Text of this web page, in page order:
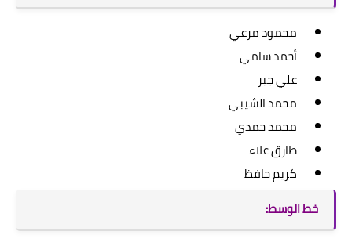
محمود مرعي
أحمد سامي
علي جبر
محمد الشيبي
محمد حمدي
طارق علاء
كريم حافظ
خط الوسط: